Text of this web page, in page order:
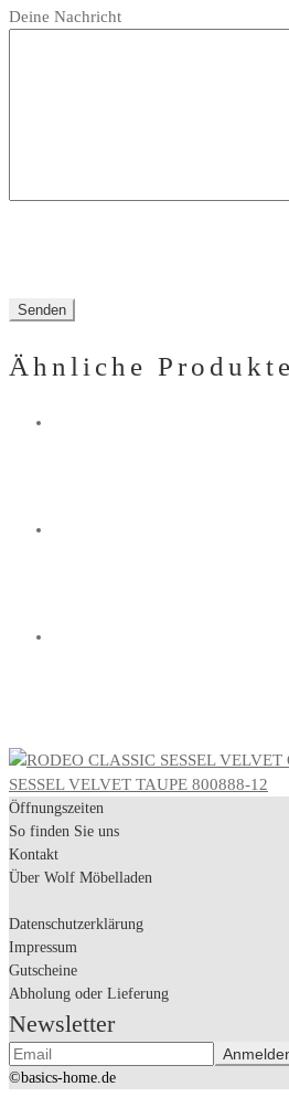
leer.
lasse
Deine Nachricht
Ähnliche Produkte
SESSEL VELVET TAUPE 800888-12
Öffnungszeiten
So finden Sie uns
Kontakt
Über Wolf Möbelladen
Datenschutzerklärung
Impressum
Gutscheine
Abholung oder Lieferung
Newsletter
©basics-home.de